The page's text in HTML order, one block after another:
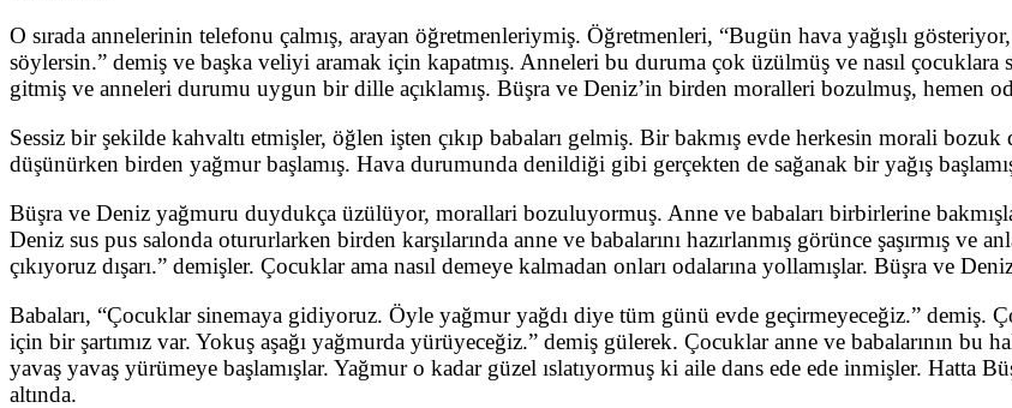
O sırada annelerinin telefonu çalmış, arayan öğretmenleriymiş. Öğretmenleri, “Bugün hava yağışlı
söylersin.” demiş ve başka veliyi aramak için kapatmış. Anneleri bu duruma çok üzülmüş ve nasıl
gitmiş ve anneleri durumu uygun bir dille açıklamış. Büşra ve Deniz’in birden moralleri bozulmuş, hemen
Sessiz bir şekilde kahvaltı etmişler, öğlen işten çıkıp babaları gelmiş. Bir bakmış evde herkesin morali
düşünürken birden yağmur başlamış. Hava durumunda denildiği gibi gerçekten de sağanak bir yağış
Büşra ve Deniz yağmuru duydukça üzülüyor, morallari bozuluyormuş. Anne ve babaları birbirlerine
Deniz sus pus salonda otururlarken birden karşılarında anne ve babalarını hazırlanmış görünce şaşırmış ve
çıkıyoruz dışarı.” demişler. Çocuklar ama nasıl demeye kalmadan onları odalarına yollamışlar. Büşra ve
Babaları, “Çocuklar sinemaya gidiyoruz. Öyle yağmur yağdı diye tüm günü evde geçirmeyeceğiz.” demiş.
için bir şartımız var. Yokuş aşağı yağmurda yürüyeceğiz.” demiş gülerek. Çocuklar anne ve babalarının bu
yavaş yavaş yürümeye başlamışlar. Yağmur o kadar güzel ıslatıyormuş ki aile dans ede ede inmişler. Hatta
altında.